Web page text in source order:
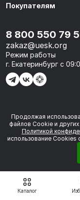
Каталог
© 2026 «УЭСК-
Покупателям
8 800 550 79
zakaz@uesk.org
Режим работы
г. Екатеринбург с
Политика
Продолжая
файлов Сookie и других
Политикой
использование Cookies